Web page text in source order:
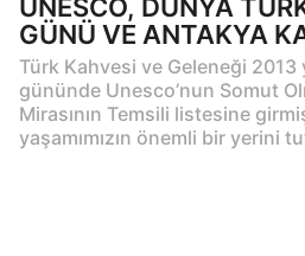
UNESCO, DÜNYA
GÜNÜ VE ANTAKYA
Türk Kahvesi ve Geleneği 2013
gününde Unesco’nun Somut
Mirasının Temsili listesine
yaşamımızın önemli bir yerini